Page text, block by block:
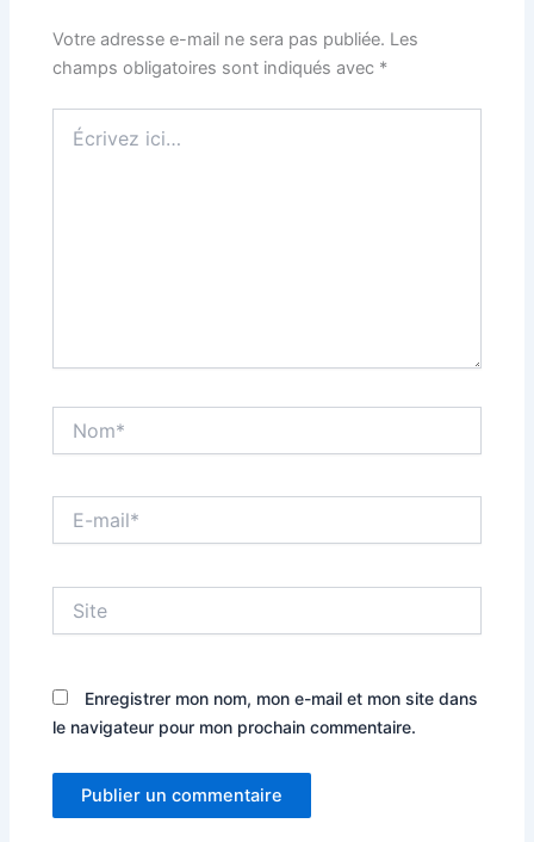
Votre adresse e-mail ne sera pas publiée. Les
champs obligatoires sont indiqués avec *
ici…
mail*
Enregistrer mon nom, mon e-mail et mon site dans
le navigateur pour mon prochain commentaire.